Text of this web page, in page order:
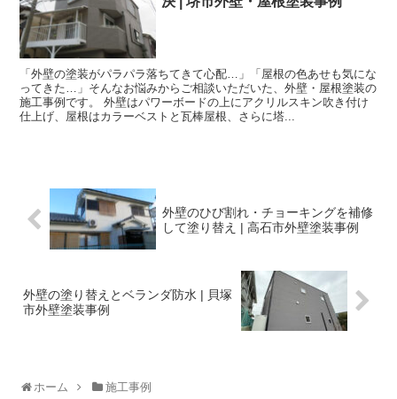
「外壁の塗装がパラパラ落ちてきて心配…」「屋根の色あせも気にな
ってきた…」そんなお悩みからご相談いただいた、外壁・屋根塗装の
施工事例です。 外壁はパワーボードの上にアクリルスキン吹き付け
仕上げ、屋根はカラーベストと瓦棒屋根、さらに塔...
外壁のひび割れ・チョーキングを補修
して塗り替え | 高石市外壁塗装事例
外壁の塗り替えとベランダ防水 | 貝塚
市外壁塗装事例
ホーム 施工事例